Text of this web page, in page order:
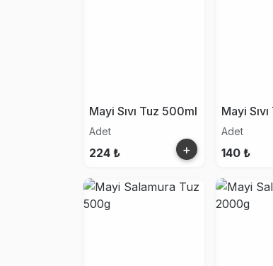
Mayi Sıvı Tuz 500ml
Adet
224 ₺ +
Adet
140 ₺